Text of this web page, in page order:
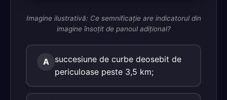
Imagine ilustrativă: Ce semnificaţie are indicatorul din
imagine însoţit de panoul adiţional?
A
succesiune de curbe deosebit de
periculoase peste 3,5 km;